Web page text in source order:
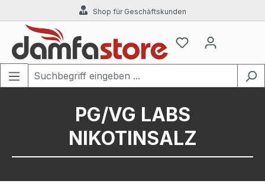
Zum Hauptinhalt springenShop für Geschäftskunden
PG/VG LABS
NIKOTINSALZ